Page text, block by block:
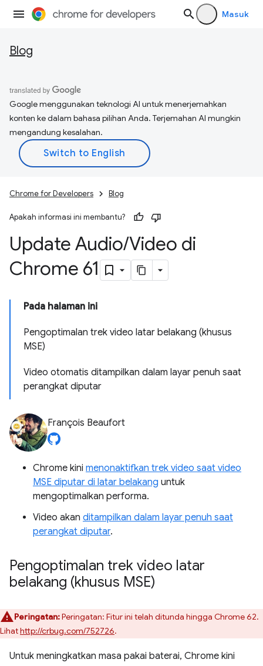
Masuk
Blog
Google menggunakan teknologi AI untuk menerjemahkan
konten ke dalam bahasa pilihan Anda. Terjemahan AI mungkin
mengandung kesalahan.
Chrome for Developers Blog
Apakah informasi ini membantu?
Update Audio/Video di
Chrome 61
Pada halaman ini
Pengoptimalan trek video latar belakang (khusus
MSE)
Video otomatis ditampilkan dalam layar penuh saat
perangkat diputar
François Beaufort
Chrome kini menonaktifkan trek video saat video
MSE diputar di latar belakang untuk
mengoptimalkan performa.
Video akan ditampilkan dalam layar penuh saat
perangkat diputar.
Pengoptimalan trek video latar
belakang (khusus MSE)
Peringatan:Peringatan: Fitur ini telah ditunda hingga Chrome 62.
Lihathttp://crbug.com/752726.
Untuk meningkatkan masa pakai baterai, Chrome kini